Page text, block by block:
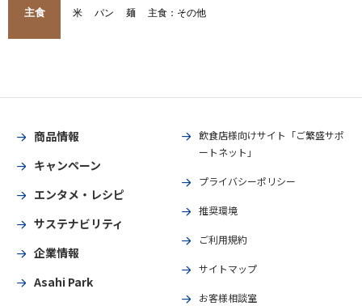
主食 米 パン 麺 主食：その他
商品情報
キャンペーン
エンタメ・レシピ
サステナビリティ
企業情報
Asahi Park
飲食店様向けサイト「ご繁盛サポ
ートネット」
プライバシーポリシー
推奨環境
ご利用規約
サイトマップ
お客様相談室